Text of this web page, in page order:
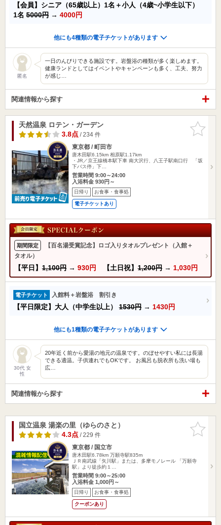
【会員】シニア（65歳以上）1名＋小人（4歳~小学生以下）
1名 5000円 → 4000円
他にも4種類の電子チケットがあります
匿名
一日のんびりできる施設です。岩盤浴の種類が多く楽しめます。
健康ランドとしてはイベントやキャンペーンも多く、工夫、努力
が感じ…
関連情報から探す
お気に入
りに追加
天然温泉 ロテン・ガーデン
3.8点/ 234 件
東京都 / 町田市
唐木田駅6.15km 相原駅1.17km
・JR／京王線橋本駅下車 南大沢行、八王子駅南口行 「坂
下バス停」下…
営業時間 9:00～24:00
入浴料金 930円～
日帰り お食事・食事処
電子チケットあり
期間限定
【百名湯受賞記念】ロゴ入りタオルプレゼント（入館＋
タオル）
【平日】 1,100円 → 930円 【土日祝】 1,200円 → 1,030円
電子チケット 入館料＋岩盤浴 割引き
【平日限定】大人（中学生以上） 1530円 → 1430円
他にも1種類の電子チケットがあります
30代 女
性
20年近く前から愛湯の地元の温泉です。のぼせやすい私には長湯
できる適温。子供連れでもOKです。 お風呂も脱衣所も洗い場も
広…
関連情報から探す
お気に入
りに追加
国立温泉 湯楽の里（ゆらのさと）
4.3点/ 229 件
東京都 / 国立市
唐木田駅6.78km 万願寺駅835m
ＪＲ南武線「矢川駅」または、多摩モノレール 「万願寺
駅」より徒歩約１…
営業時間 9:00～25:00
入浴料金 1,000円～
日帰り お食事・食事処
クーポンあり